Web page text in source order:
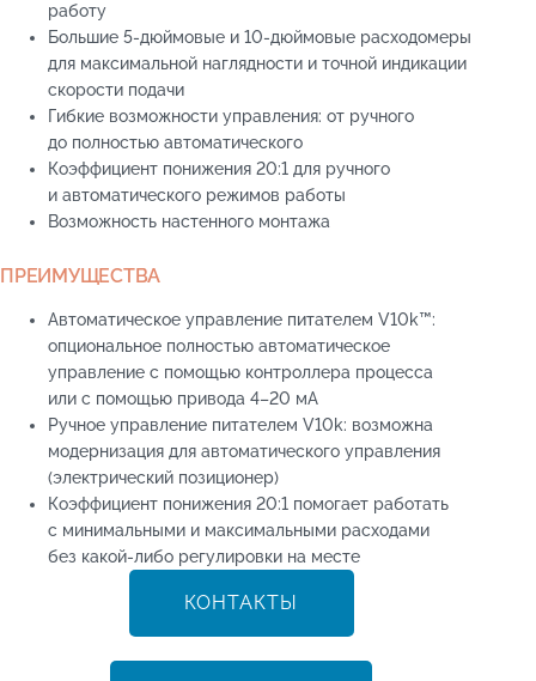
работу
Большие 5-дюймовые и 10-дюймовые расходомеры
для максимальной наглядности и точной индикации
скорости подачи
Гибкие возможности управления: от ручного
до полностью автоматического
Коэффициент понижения 20:1 для ручного
и автоматического режимов работы
Возможность настенного монтажа
ПРЕИМУЩЕСТВА
Автоматическое управление питателем V10k™:
опциональное полностью автоматическое
управление с помощью контроллера процесса
или с помощью привода 4–20 мА
Ручное управление питателем V10k: возможна
модернизация для автоматического управления
(электрический позиционер)
Коэффициент понижения 20:1 помогает работать
с минимальными и максимальными расходами
без какой-либо регулировки на месте
КОНТАКТЫ